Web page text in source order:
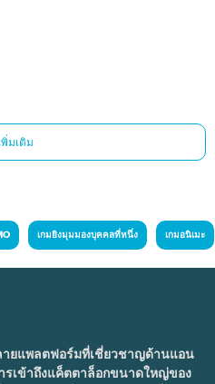
มเติม
เกมยิงมุมมองบุคคลที่หนึ่ง เกมอนิเมะ
ยแพลตฟอร์มที่เชี่ยวชาญด้านแอน
รเข้าถึงแค็ตตาล็อกขนาดใหญ่ของ